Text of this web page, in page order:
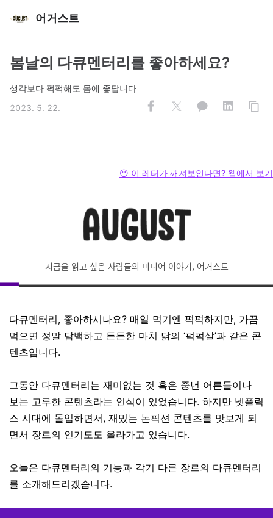
어거스트
봄날의 다큐멘터리를 좋아하세요?
생각보다 퍽퍽해도 몸에 좋답니다
2023. 5. 22.
😶 이 레터가 깨져보인다면? 웹에서 보기
지금을 읽고 싶은 사람들의 미디어 이야기, 어거스트
다큐멘터리, 좋아하시나요? 매일 먹기엔 퍽퍽하지만, 가끔
먹으면 정말 담백하고 든든한 마치 닭의 ‘퍽퍽살’과 같은 콘
텐츠입니다.
그동안 다큐멘터리는 재미없는 것 혹은 중년 어른들이나
보는 고루한 콘텐츠라는 인식이 있었습니다. 하지만 넷플릭
스 시대에 돌입하면서, 재밌는 논픽션 콘텐츠를 맛보게 되
면서 장르의 인기도도 올라가고 있습니다.
오늘은 다큐멘터리의 기능과 각기 다른 장르의 다큐멘터리
를 소개해드리겠습니다.